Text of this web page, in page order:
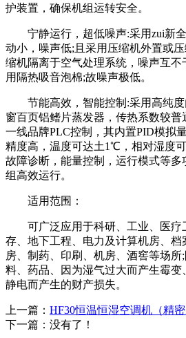
护装置，确保机组运转安全。
宁静运行，超低噪声:采用zui新全
动小，噪声低;且采用压缩机外置或
缩机隔离于空气处理系统，噪声互
用隔热吸音泡棉;故噪声极低。
节能高效，智能控制:采用高纯度
窗百页铝鳍片蒸发器，传热系数较普
一线品牌PLC控制，其内置PID模拟
精度高，温度可达土1℃，相对湿度
故障诊断，能量控制，运行模式等
组高效运行。
适用范围：
可广泛应用于科研、工业、医疗
存、地下工程、电力及计算机房、
房、制药、印刷、机房、酒窖等场
料、药品、因为湿气过大而产生霉
静电而产生的财产损失。
上一篇： HF30恒温恒湿空调机（精密
下一篇：没有了！